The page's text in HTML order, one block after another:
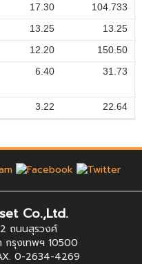
17.30
104.733
13.25
13.25
12.20
150.50
6.40 31.73
3.22 22.64
Co.,Ltd.
ถนนสุรวงศ์
กรุงเทพฯ 10500
0-2634-4269